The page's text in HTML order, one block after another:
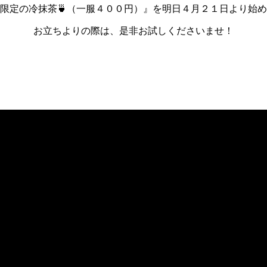
定の冷抹茶🍵（一服４００円）』を明日４月２１日より始め
お立ちよりの際は、是非お試しくださいませ！